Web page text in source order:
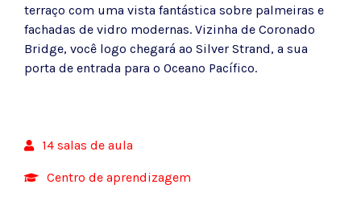
terraço com uma vista fantástica sobre palmeiras e
fachadas de vidro modernas. Vizinha de Coronado
Bridge, você logo chegará ao Silver Strand, a sua
porta de entrada para o Oceano Pacífico.
14 salas de aula
Centro de aprendizagem